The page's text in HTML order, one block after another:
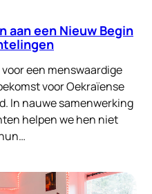
aan een Nieuw Begin
een menswaardige
voor Oekraïense
In nauwe samenwerking
helpen we hen niet